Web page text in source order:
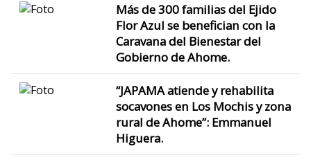
Más de 300 familias del Ejido
Flor Azul se benefician con la
Caravana del Bienestar del
Gobierno de Ahome.
“JAPAMA atiende y rehabilita
socavones en Los Mochis y zona
rural de Ahome”: Emmanuel
Higuera.